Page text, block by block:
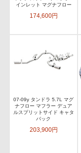
インレット マグナフロー
174,600円
07-09y タンドラ 5.7L マグ
ナフロー マフラー デュア
ルスプリットサイド キャタ
バック
203,900円